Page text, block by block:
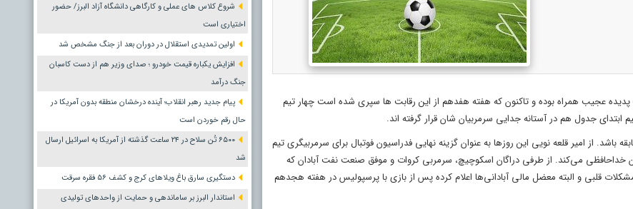
پدیده عجیب همراه بوده و تاکنون که هفته هفدهم از این رقابت‌ ها سپری شده است چهار تیم
از امیر قلعه نویی این روز‌ها به عنوان گزینه نهایی فدراسیون فوتبال برای سرمربیگری تیم
خداحافظی می‌کند. از طرفی دراگان اسکوچیچ، سرمربی کروات و موفق صنعت نفت آبادان که
قلبی و البته معضل مالی آبادانی‌ها اعلام کرده پس از بازی با پرسپولیس در هفته هجدهم
شروع کلاس های عملی و کارگاهی دانشگاه آزاد البرز/ حضور
اختیاری است
اولین تمدیدی استقلال در دوران بعد از جنگ مشخص شد
افزایش یکباره قیمت خودرو ؛ صدای وزیر هم از دست کاسبان
جنگ درآمد
پیام جدید رهبر انقلاب؛ آینده درخشان منطقه بدون آمریکا در
حال رقم خوردن است
۶۵۰۰ تُن سلاح در ۲۴ ساعت گذشته از آمریکا به اسرائیل ارسال
شد
دستگیری سارق باغ ویلاهای کرج و کشف ۵۶ فقره سرقت
استاندار البرز بر ساماندهی و حمایت از واحدهای تولیدی